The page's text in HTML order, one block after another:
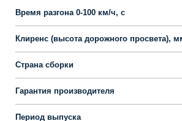
Время разгона 0-100 км/ч, с
Клиренс (высота дорожного просвета),
Страна сборки
Гарантия производителя
Период выпуска